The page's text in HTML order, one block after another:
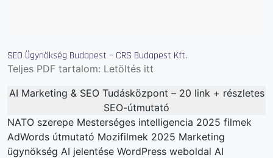
SEO Ügynökség Budapest – CRS Budapest Kft.
Teljes PDF tartalom: Letöltés itt
AI Marketing & SEO Tudásközpont – 20 link + részletes
SEO-útmutató
NATO szerepe Mesterséges intelligencia 2025 filmek
AdWords útmutató Mozifilmek 2025 Marketing
ügynökség AI jelentése WordPress weboldal AI